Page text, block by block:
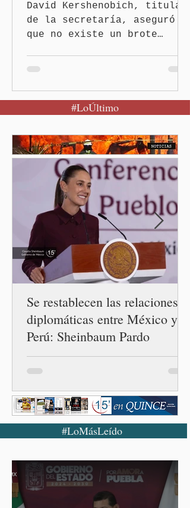
David Kershenobich, titular
de la secretaría, aseguró
que no existe un brote
secretario de Salud
federal, David Kershenobich
exista un brote activo de
ciclosporiasis en México,
luego del incremento de
casos registrado en Estados
Unidos. Durante la
conferencia matutina en
Palacio Nacional, el
funcionario informó que en
el país únicamente se han
confirmado 33 casos de esta
enferme
#LoÚltimo
Se restablecen las relaciones
diplomáticas entre México y
Perú: Sheinbaum Pardo
#LoMásLeído